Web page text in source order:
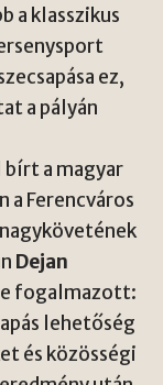
a klasszikus
ez,
a pályán
a magyar
Ferencváros
Dejan
fogalmazott:
lehetőség
és közösségi